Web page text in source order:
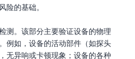
险的基础。
测。该部分主要验证设备的物理
例如，设备的活动部件（如探头
无异响或卡顿现象；设备的各种